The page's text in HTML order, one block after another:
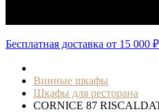
Бесплатная доставка от 15 000 ₽
Винные шкафы
Шкафы для ресторана
CORNICE 87